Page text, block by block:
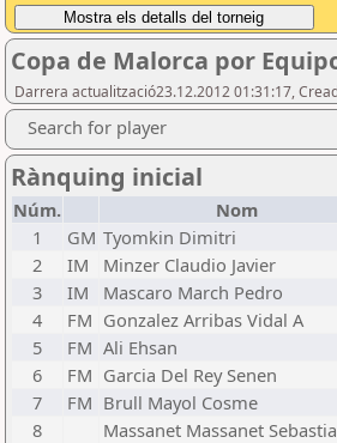
Copa de Malorca por
Darrera actualització23.12.2012 01:31:17,
Search for player
Rànquing inicial
Núm. Nom
1
GM Tyomkin Dimitri
2
IM Minzer Claudio Javier
3
IM Mascaro March Pedro
4
FM Gonzalez Arribas Vidal A
5
FM Ali Ehsan
6
FM Garcia Del Rey Senen
7
FM Brull Mayol Cosme
8
Massanet Massanet